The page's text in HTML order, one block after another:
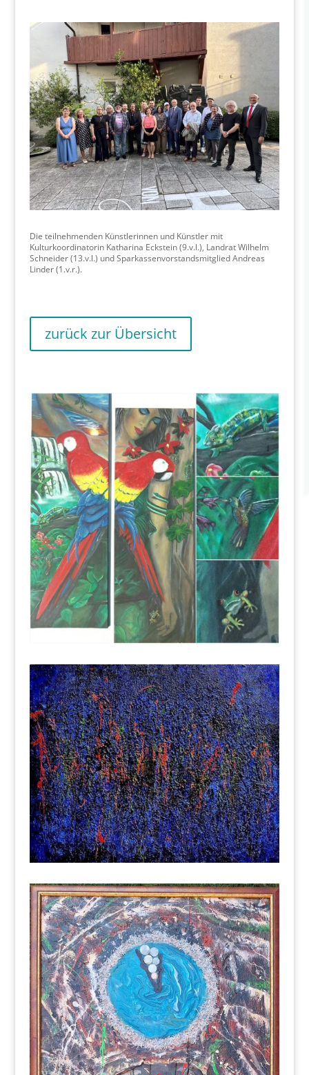
Die teilnehmenden Künstlerinnen und Künstler mit
Kulturkoordinatorin Katharina Eckstein (9.v.l.), Landrat Wilhelm
Schneider (13.v.l.) und Sparkassenvorstandsmitglied Andreas
Linder (1.v.r.).
zurück zur Übersicht